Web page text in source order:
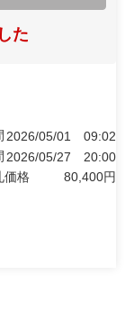
た
2026/05/01
09:02
2026/05/27
20:00
価格
80,400円